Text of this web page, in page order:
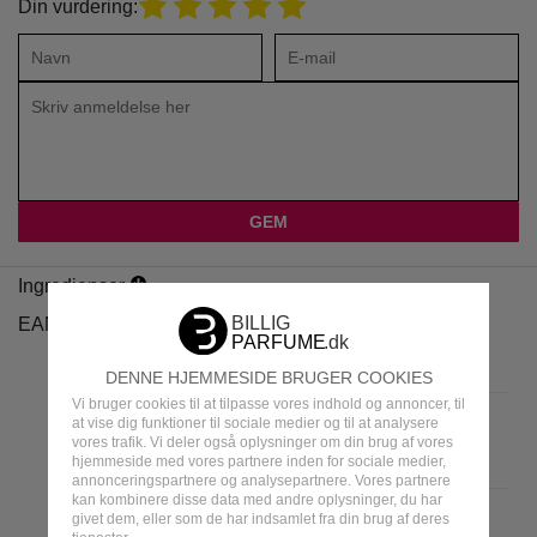
DENNE HJEMMESIDE BRUGER COOKIES
Vi bruger cookies til at tilpasse vores indhold og annoncer, til
at vise dig funktioner til sociale medier og til at analysere
vores trafik. Vi deler også oplysninger om din brug af vores
hjemmeside med vores partnere inden for sociale medier,
annonceringspartnere og analysepartnere. Vores partnere
kan kombinere disse data med andre oplysninger, du har
givet dem, eller som de har indsamlet fra din brug af deres
Din vurdering:
Ingredienser
EAN